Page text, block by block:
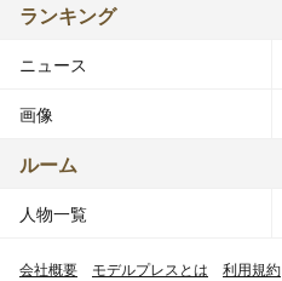
ランキング
ニュース
画像
ルーム
人物一覧
会社概要 モデルプレスとは 利用規約